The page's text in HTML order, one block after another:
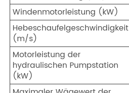
Windenmotorleistung (kW)
Hebeschaufelgeschwindigkeit
(m/s)
Motorleistung der
hydraulischen Pumpstation
(kW)